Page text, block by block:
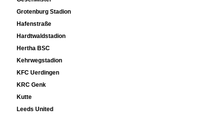
Grotenburg Stadion
Hafenstraße
Hardtwaldstadion
Hertha BSC
Kehrwegstadion
KFC Uerdingen
KRC Genk
Kutte
Leeds United